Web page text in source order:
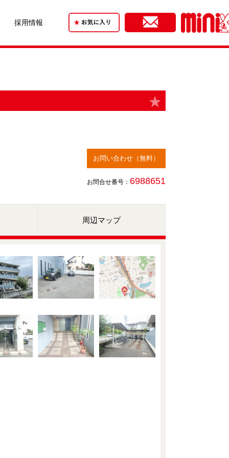
採用情報
お問い合わせ（無料）
お問合せ番号： 6988651
周辺マップ